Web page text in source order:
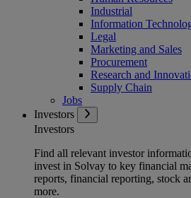
Industrial
Information
Legal
Marketing and Sales
Procurement
Research and
Supply Chain
Jobs
Investors
Investors
Find all relevant investor
invest in Solvay to key financial
reports, financial reporting, stock
more.